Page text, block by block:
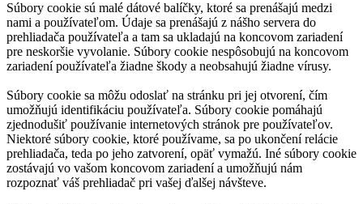
Súbory cookie sú malé dátové balíčky, ktoré sa prenášajú medzi
nami a používateľom. Údaje sa prenášajú z nášho servera do
prehliadača používateľa a tam sa ukladajú na koncovom zariadení
pre neskoršie vyvolanie. Súbory cookie nespôsobujú na koncovom
zariadení používateľa žiadne škody a neobsahujú žiadne vírusy.
Súbory cookie sa môžu odoslať na stránku pri jej otvorení, čím
umožňujú identifikáciu používateľa. Súbory cookie pomáhajú
zjednodušiť používanie internetových stránok pre používateľov.
Niektoré súbory cookie, ktoré používame, sa po ukončení relácie
prehliadača, teda po jeho zatvorení, opäť vymažú. Iné súbory cookie
zostávajú vo vašom koncovom zariadení a umožňujú nám
rozpoznať váš prehliadač pri vašej ďalšej návšteve.